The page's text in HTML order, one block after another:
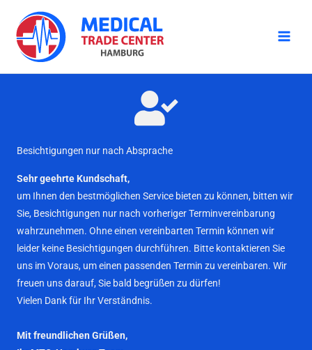
Inhalt
springen
Besichtigungen nur nach Absprache
Sehr geehrte Kundschaft,
um Ihnen den bestmöglichen Service bieten zu können, bitten wir
Sie, Besichtigungen nur nach vorheriger Terminvereinbarung
wahrzunehmen. Ohne einen vereinbarten Termin können wir
leider keine Besichtigungen durchführen. Bitte kontaktieren Sie
uns im Voraus, um einen passenden Termin zu vereinbaren. Wir
freuen uns darauf, Sie bald begrüßen zu dürfen!
Vielen Dank für Ihr Verständnis.
Mit freundlichen Grüßen,